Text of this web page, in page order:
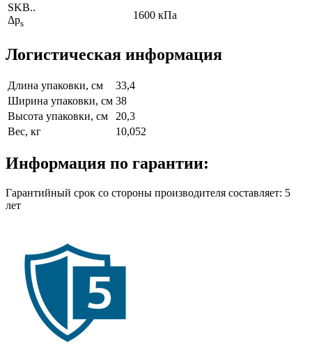
SKB..
Δps
1600 кПа
Логистическая информация
Длина упаковки, см
33,4
Ширина упаковки, см 38
Высота упаковки, см
20,3
Вес, кг
10,052
Информация по гарантии:
Гарантийный срок со стороны производителя составляет: 5
лет